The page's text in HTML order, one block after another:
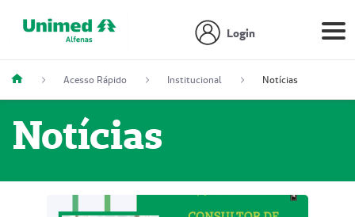
Login
Acesso Rápido Institucional Notícias
Notícias